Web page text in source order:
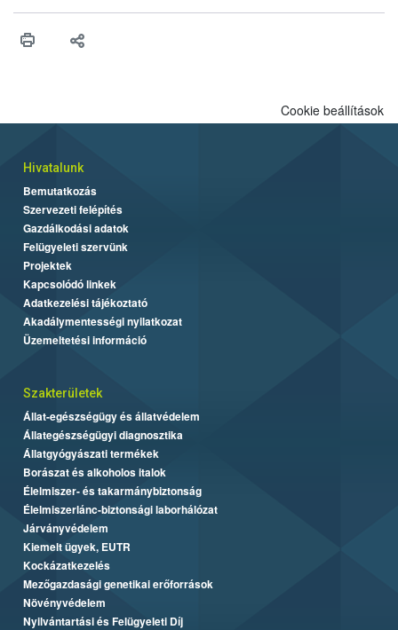
érésű szőlőkben is legyen lehetőség a károsító elleni további
felhasználók számára is elérhető és ökológiai termesztésben is
Cookie beállítások
Hivatalunk
Bemutatkozás
Szervezeti felépítés
Gazdálkodási adatok
Felügyeleti szervünk
Projektek
Kapcsolódó linkek
Adatkezelési tájékoztató
Akadálymentességi nyilatkozat
Üzemeltetési információ
Szakterületek
Állat-egészségügy és állatvédelem
Állategészségügyi diagnosztika
Állatgyógyászati termékek
Borászat és alkoholos italok
Élelmiszer- és takarmánybiztonság
Élelmiszerlánc-biztonsági laborhálózat
Járványvédelem
Kiemelt ügyek, EUTR
Kockázatkezelés
Mezőgazdasági genetikai erőforrások
Növényvédelem
Nyilvántartási és Felügyeleti Díj